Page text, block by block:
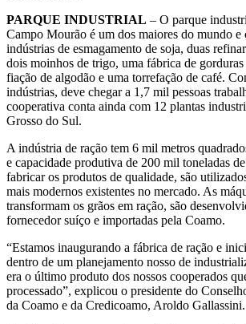
PARQUE INDUSTRIAL – O parque
Campo Mourão é um dos maiores do mundo e
indústrias de esmagamento de soja, duas
dois moinhos de trigo, uma fábrica de gorduras
fiação de algodão e uma torrefação de café.
indústrias, deve chegar a 1,7 mil pessoas
cooperativa conta ainda com 12 plantas
Grosso do Sul.
A indústria de ração tem 6 mil metros
e capacidade produtiva de 200 mil toneladas
fabricar os produtos de qualidade, são
mais modernos existentes no mercado. As
transformam os grãos em ração, são
fornecedor suíço e importadas pela Coamo.
“Estamos inaugurando a fábrica de ração e
dentro de um planejamento nosso de
era o último produto dos nossos cooperados
processado”, explicou o presidente do
da Coamo e da Credicoamo, Aroldo Gallassini.